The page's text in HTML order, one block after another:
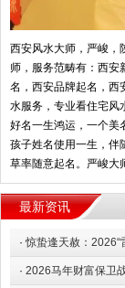
西安风水大师，严峻，
师，服务范畴有：西安
名，西安品牌起名，西
水服务，专业看住宅风
好名一生鸿运，一个美
孩子姓名使用一生，伴
草率随意起名。严峻大
最新资讯
·惊蛰逢天赦：2026“
· 2026马年财富保卫